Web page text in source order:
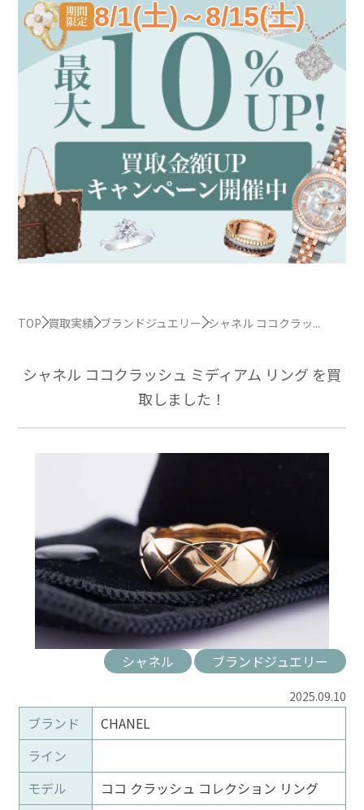
8/1(土)～8/15(土)
TOP 買取実績 ブランドジュエリー シャネル ココクラッ...
シャネル ココクラッシュ ミディアム リング を買
取しました！
シャネル ブランドジュエリー
2025.09.10
ブランド
CHANEL
ライン
モデル
ココ クラッシュ コレクション リング